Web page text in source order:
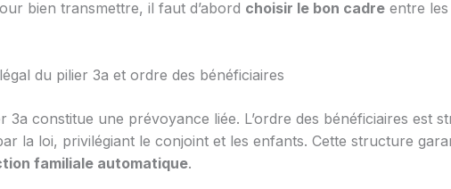
bien transmettre, il faut d’abord choisir le bon cadre entre
du pilier 3a et ordre des bénéficiaires
3a constitue une prévoyance liée. L’ordre des bénéficiaires est
la loi, privilégiant le conjoint et les enfants. Cette structure
familiale automatique.